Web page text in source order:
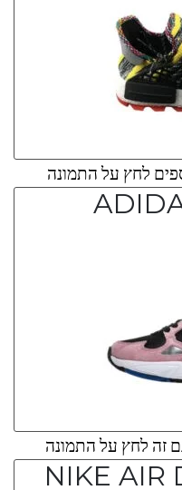
לחץ על התמונה
זה לחץ על התמונה
NIKE AIR